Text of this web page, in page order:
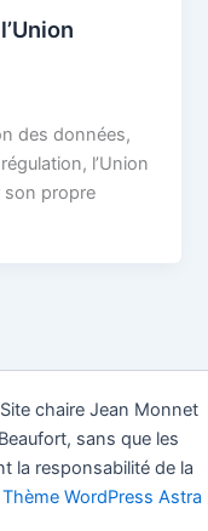
des données,
l’Union
son propre
chaire Jean Monnet
sans que les
la responsabilité de la
Thème WordPress Astra